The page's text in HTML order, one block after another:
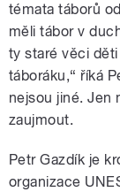
témata táborů
měli tábor v
ty staré věci děti
táboráku,“ říká
nejsou jiné. Jen
zaujmout.
Petr Gazdík je
organizace